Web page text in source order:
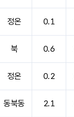
정온 0.1
북 0.6
정온 0.2
동북동 2.1